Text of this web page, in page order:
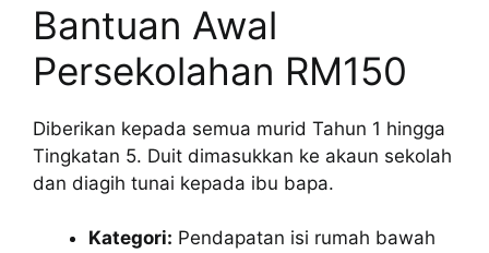
Bantuan Awal
Persekolahan RM150
Diberikan kepada semua murid Tahun 1 hingga
Tingkatan 5. Duit dimasukkan ke akaun sekolah
dan diagih tunai kepada ibu bapa.
Kategori: Pendapatan isi rumah bawah